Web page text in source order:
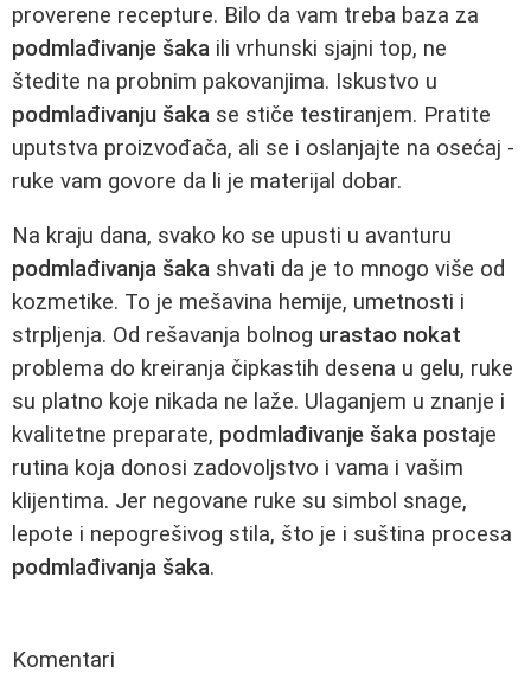
proverene recepture. Bilo da vam treba baza za
podmlađivanje šaka ili vrhunski sjajni top, ne
štedite na probnim pakovanjima. Iskustvo u
podmlađivanju šaka se stiče testiranjem. Pratite
uputstva proizvođača, ali se i oslanjajte na osećaj -
ruke vam govore da li je materijal dobar.
Na kraju dana, svako ko se upusti u avanturu
podmlađivanja šaka shvati da je to mnogo više od
kozmetike. To je mešavina hemije, umetnosti i
strpljenja. Od rešavanja bolnog urastao nokat
problema do kreiranja čipkastih desena u gelu, ruke
su platno koje nikada ne laže. Ulaganjem u znanje i
kvalitetne preparate, podmlađivanje šaka postaje
rutina koja donosi zadovoljstvo i vama i vašim
klijentima. Jer negovane ruke su simbol snage,
lepote i nepogrešivog stila, što je i suština procesa
podmlađivanja šaka.
Komentari